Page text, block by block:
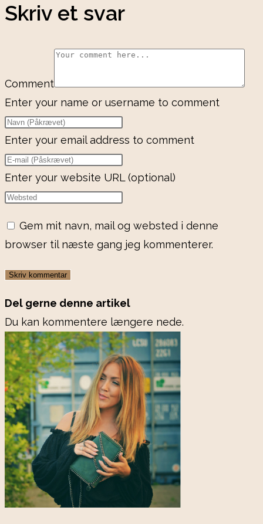
Skriv et svar
Comment
Enter your name or username to comment
Enter your email address to comment
Enter your website URL (optional)
Gem mit navn, mail og websted i denne
browser til næste gang jeg kommenterer.
Del gerne denne artikel
Du kan kommentere længere nede.